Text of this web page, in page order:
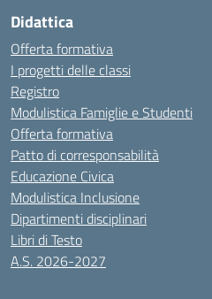
Didattica
Offerta formativa
I progetti delle classi
Registro
Modulistica Famiglie e Studenti
Offerta formativa
Patto di corresponsabilità
Educazione Civica
Modulistica Inclusione
Dipartimenti disciplinari
Libri di Testo
A.S. 2026-2027